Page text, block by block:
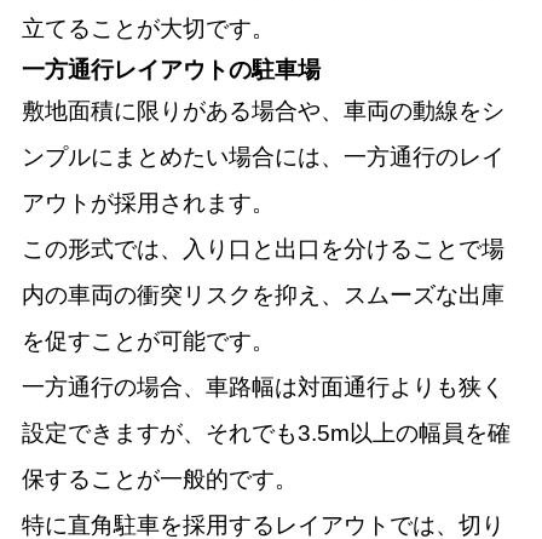
立てることが大切です。
一方通行レイアウトの駐車場
敷地面積に限りがある場合や、車両の動線をシ
ンプルにまとめたい場合には、一方通行のレイ
アウトが採用されます。
この形式では、入り口と出口を分けることで場
内の車両の衝突リスクを抑え、スムーズな出庫
を促すことが可能です。
一方通行の場合、車路幅は対面通行よりも狭く
設定できますが、それでも3.5m以上の幅員を確
保することが一般的です。
特に直角駐車を採用するレイアウトでは、切り